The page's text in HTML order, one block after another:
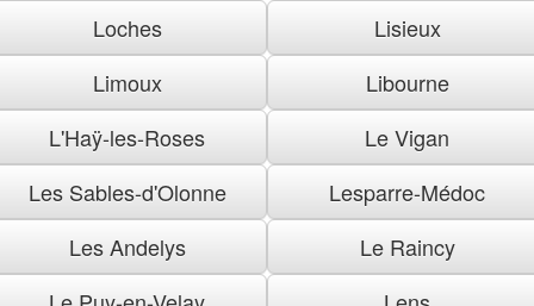
Loches
Lisieux
Limoux
Libourne
L'Haÿ-les-Roses
Le Vigan
Les Sables-d'Olonne
Lesparre-Médoc
Les Andelys
Le Raincy